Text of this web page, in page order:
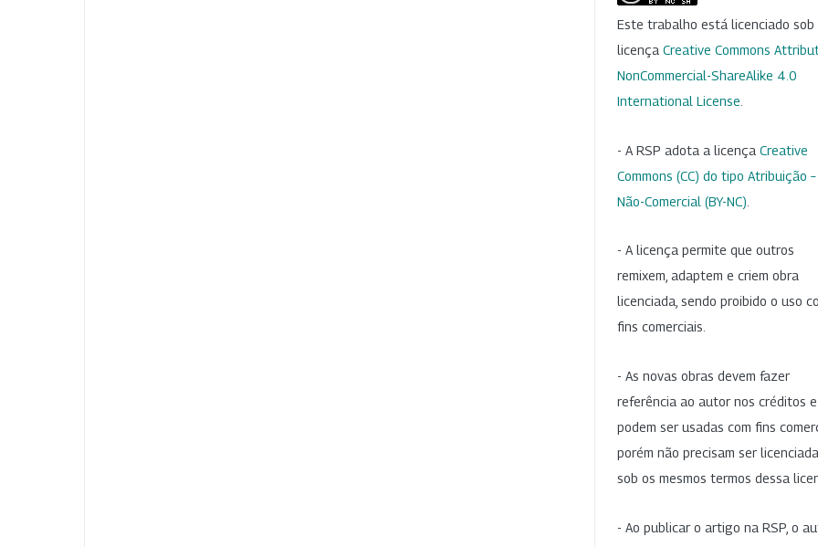
Este trabalho está licenciado sob
licença Creative Commons
NonCommercial-ShareAlike 4.0
International License
- A RSP adota a licença Creative
Commons (CC) do tipo Atribuição –
Não-Comercial (BY-NC)
- A licença permite que outros
remixem, adaptem e criem obra
licenciada, sendo proibido o uso
fins comerciais.
- As novas obras devem fazer
referência ao autor nos créditos
podem ser usadas com fins
porém não precisam ser
sob os mesmos termos dessa
- Ao publicar o artigo na RSP, o